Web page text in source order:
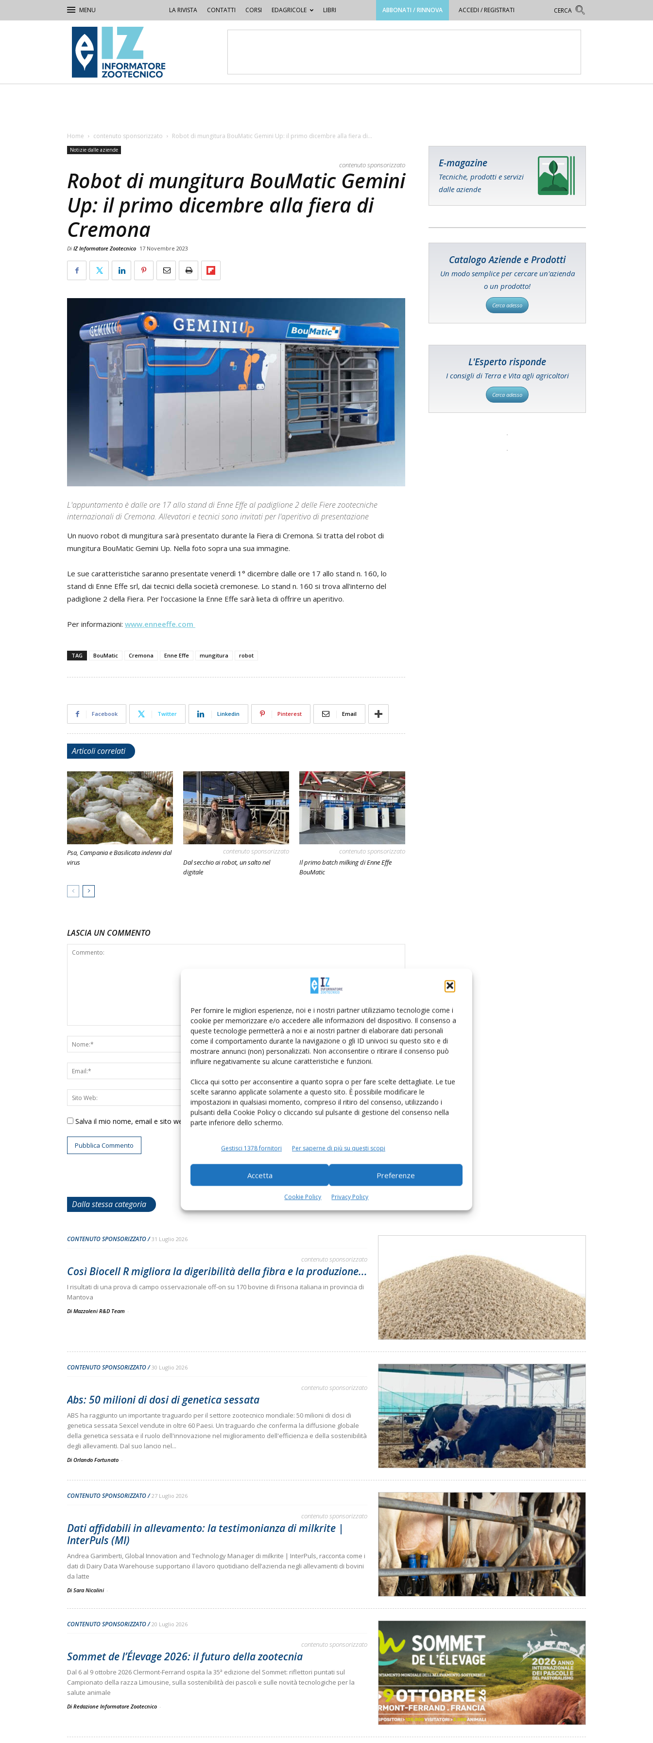
Per fornire le migliori esperienze, noi e i nostri partner utilizziamo tecnologie come i
cookie per memorizzare e/o accedere alle informazioni del dispositivo. Il consenso a
queste tecnologie permetterà a noi e ai nostri partner di elaborare dati personali
come il comportamento durante la navigazione o gli ID univoci su questo sito e di
mostrare annunci (non) personalizzati. Non acconsentire o ritirare il consenso può
influire negativamente su alcune caratteristiche e funzioni.
Clicca qui sotto per acconsentire a quanto sopra o per fare scelte dettagliate. Le tue
scelte saranno applicate solamente a questo sito. È possibile modificare le
impostazioni in qualsiasi momento, compreso il ritiro del consenso, utilizzando i
pulsanti della Cookie Policy o cliccando sul pulsante di gestione del consenso nella
parte inferiore dello schermo.
Gestisci 1378 fornitori Per saperne di più su questi scopi
Accetta Preferenze
Cookie Policy Privacy Policy
LA RIVISTA CONTATTI CORSI EDAGRICOLE LIBRI ABBONATI / RINNOVA ACCEDI / REGISTRATI
IZ
Informatore
Zootecnico
Home contenuto sponsorizzato Robot di mungitura BouMatic Gemini Up: il primo dicembre alla fiera di...
Notizie dalle aziende
contenuto sponsorizzato
Robot di mungitura BouMatic Gemini
Up: il primo dicembre alla fiera di
Cremona
Di IZ Informatore Zootecnico 17 Novembre 2023
L'appuntamento è dalle ore 17 allo stand di Enne Effe al padiglione 2 delle Fiere zootecniche
internazionali di Cremona. Allevatori e tecnici sono invitati per l'aperitivo di presentazione
Un nuovo robot di mungitura sarà presentato durante la Fiera di Cremona. Si tratta del robot di
mungitura BouMatic Gemini Up. Nella foto sopra una sua immagine.
Le sue caratteristiche saranno presentate venerdì 1° dicembre dalle ore 17 allo stand n. 160, lo
stand di Enne Effe srl, dai tecnici della società cremonese. Lo stand n. 160 si trova all'interno del
padiglione 2 della Fiera. Per l'occasione la Enne Effe sarà lieta di offrire un aperitivo.
Per informazioni: www.enneeffe.com
TAG BouMatic Cremona Enne Effe mungitura robot
Facebook Twitter Linkedin Pinterest Email
Articoli correlati
Psa, Campania e Basilicata indenni dal
virus
contenuto sponsorizzato
Dal secchio ai robot, un salto nel
digitale
contenuto sponsorizzato
Il primo batch milking di Enne Effe
BouMatic
LASCIA UN COMMENTO
Salva il mio nome, email e sito web in questo browser per la prossima volta che commento.
E-magazine
Tecniche, prodotti e servizi
dalle aziende
Catalogo Aziende e Prodotti
Un modo semplice per cercare un'azienda
o un prodotto!
Cerca adesso
L'Esperto risponde
I consigli di Terra e Vita agli agricoltori
Cerca adesso
Dalla stessa categoria
CONTENUTO SPONSORIZZATO 31 Luglio 2026
contenuto sponsorizzato
Così Biocell R migliora la digeribilità della fibra e la produzione...
I risultati di una prova di campo osservazionale off-on su 170 bovine di Frisona italiana in provincia di
Mantova
Di Mazzoleni R&D Team -
CONTENUTO SPONSORIZZATO 30 Luglio 2026
contenuto sponsorizzato
Abs: 50 milioni di dosi di genetica sessata
ABS ha raggiunto un importante traguardo per il settore zootecnico mondiale: 50 milioni di dosi di
genetica sessata Sexcel vendute in oltre 60 Paesi. Un traguardo che conferma la diffusione globale
della genetica sessata e il ruolo dell'innovazione nel miglioramento dell'efficienza e della sostenibilità
degli allevamenti. Dal suo lancio nel...
Di Orlando Fortunato -
CONTENUTO SPONSORIZZATO 27 Luglio 2026
contenuto sponsorizzato
Dati affidabili in allevamento: la testimonianza di milkrite |
InterPuls (MI)
Andrea Garimberti, Global Innovation and Technology Manager di milkrite | InterPuls, racconta come i
dati di Dairy Data Warehouse supportano il lavoro quotidiano dell’azienda negli allevamenti di bovini
da latte
Di Sara Nicolini -
CONTENUTO SPONSORIZZATO 20 Luglio 2026
contenuto sponsorizzato
Sommet de l’Élevage 2026: il futuro della zootecnia
Dal 6 al 9 ottobre 2026 Clermont-Ferrand ospita la 35ª edizione del Sommet: riflettori puntati sul
Campionato della razza Limousine, sulla sostenibilità dei pascoli e sulle novità tecnologiche per la
salute animale
Di Redazione Informatore Zootecnico -